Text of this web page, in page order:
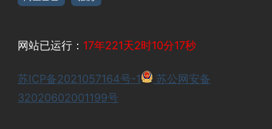
网站已运行： 17年221天2时10分18秒
苏ICP备2021057164号-1
苏公网安备
32020602001199号